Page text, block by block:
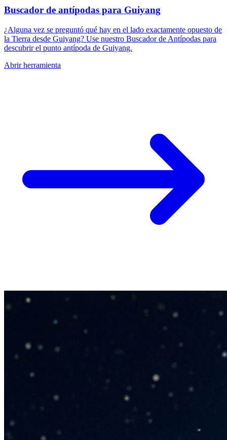
Buscador de antípodas para Guiyang
¿Alguna vez se preguntó qué hay en el lado exactamente opuesto de
la Tierra desde Guiyang? Use nuestro Buscador de Antípodas para
descubrir el punto antípoda de Guiyang.
Abrir herramienta